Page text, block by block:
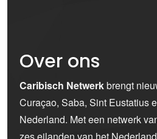
Over ons
Caribisch Netwerkbrengt
Curaçao, Saba, Sint Eustatius
Nederland. Met een netwerk
zes eilanden van het